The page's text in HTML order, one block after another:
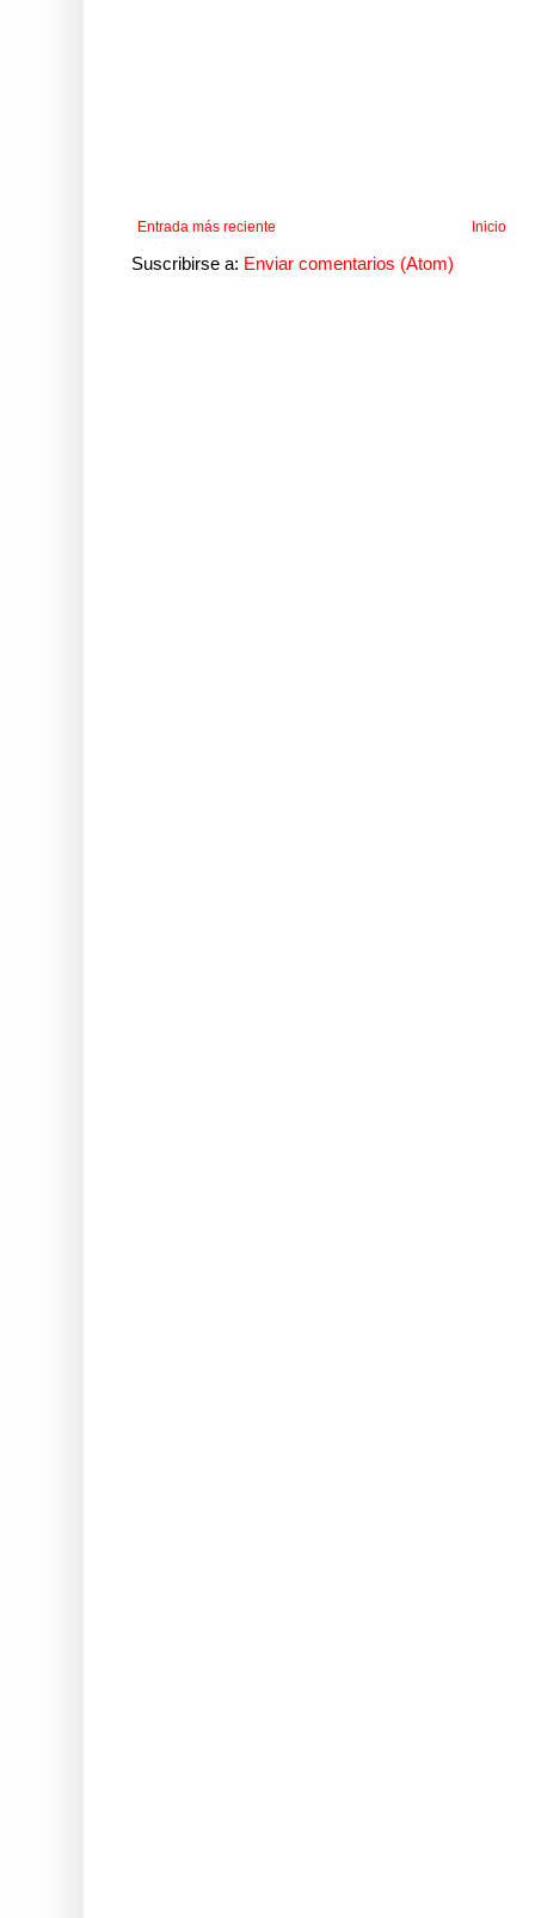
Entrada más reciente Inicio
Suscribirse a: Enviar comentarios (Atom)